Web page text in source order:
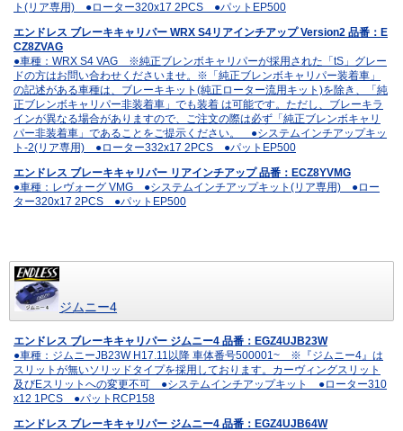
ト(リア専用) ●ローター320x17 2PCS ●パットEP500
エンドレス ブレーキキャリパー WRX S4リアインチアップ Version2 品番：E
CZ8ZVAG
●車種：WRX S4 VAG ※純正ブレンボキャリパーが採用された「tS」グレー
ドの方はお問い合わせくださいませ。※「純正ブレンボキャリパー装着車」
の記述がある車種は、ブレーキキット(純正ローター流用キット)を除き、「純
正ブレンボキャリパー非装着車」でも装着 は可能です。ただし、ブレーキラ
インが異なる場合がありますので、ご注文の際は必ず「純正ブレンボキャリ
パー非装着車」であることをご提示ください。 ●システムインチアップキッ
ト-2(リア専用) ●ローター332x17 2PCS ●パットEP500
エンドレス ブレーキキャリパー リアインチアップ 品番：ECZ8YVMG
●車種：レヴォーグ VMG ●システムインチアップキット(リア専用) ●ロー
ター320x17 2PCS ●パットEP500
ジムニー4
エンドレス ブレーキキャリパー ジムニー4 品番：EGZ4UJB23W
●車種：ジムニーJB23W H17.11以降 車体番号500001~ ※『ジムニー4』は
スリットが無いソリッドタイプを採用しております。カーヴィングスリット
及びEスリットへの変更不可 ●システムインチアップキット ●ローター310
x12 1PCS ●パットRCP158
エンドレス ブレーキキャリパー ジムニー4 品番：EGZ4UJB64W